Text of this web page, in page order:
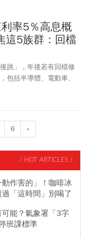
率5％高息概
這5族群：回檔
跳」，年後若有回檔修
包括半導體、電動車、
「兔」似錦。
6 »
/ HOT ARTICLES /
作害的」！咖啡冰
「這時間」別喝了
能？氣象署「3字
班課標準